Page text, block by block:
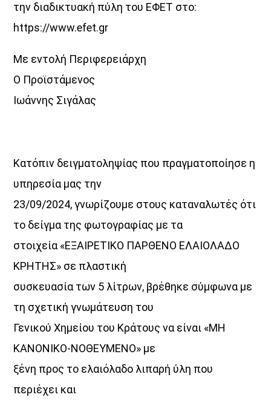
την διαδικτυακή πύλη του ΕΦΕΤ στο:
https://www.efet.gr
Με εντολή Περιφερειάρχη
Ο Προϊστάμενος
Ιωάννης Σιγάλας
Κατόπιν δειγματοληψίας που πραγματοποίησε η
υπηρεσία μας την
23/09/2024, γνωρίζουμε στους καταναλωτές ότι
το δείγμα της φωτογραφίας με τα
στοιχεία «ΕΞΑΙΡΕΤΙΚΟ ΠΑΡΘΕΝΟ ΕΛΑΙΟΛΑΔΟ
ΚΡΗΤΗΣ» σε πλαστική
συσκευασία των 5 λίτρων, βρέθηκε σύμφωνα με
τη σχετική γνωμάτευση του
Γενικού Χημείου του Κράτους να είναι «ΜΗ
ΚΑΝΟΝΙΚΟ-ΝΟΘΕΥΜΕΝΟ» με
ξένη προς το ελαιόλαδο λιπαρή ύλη που
περιέχει και